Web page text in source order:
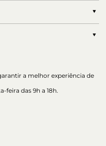
a melhor experiência de
feira das 9h a 18h.